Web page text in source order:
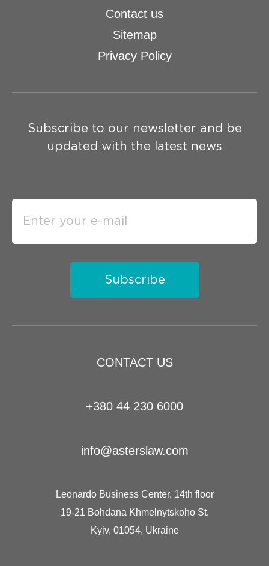
CONTACT US
+380 44 230 6000
info@asterslaw.com
Leonardo Business Center, 14th floor
19-21 Bohdana Khmelnytskoho St.
Kyiv, 01054, Ukraine
Contact us
Sitemap
Privacy Policy
Subscribe to our newsletter and be
updated with the latest news
Subscribe